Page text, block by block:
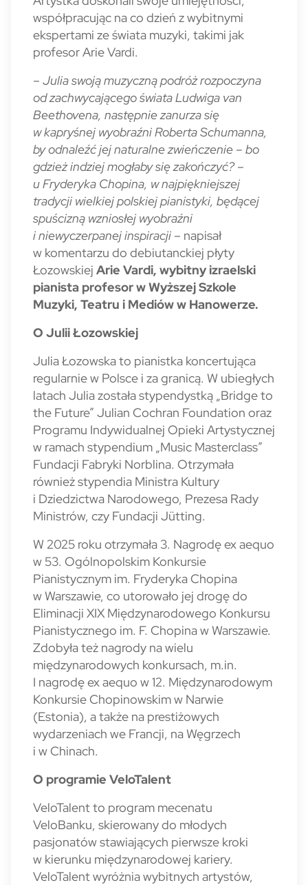
współpracując na co dzień z wybitnymi
ekspertami ze świata muzyki, takimi jak
profesor Arie Vardi.
– Julia swoją muzyczną podróż rozpoczyna
od zachwycającego świata Ludwiga van
Beethovena, następnie zanurza się
w kapryśnej wyobraźni Roberta Schumanna,
by odnaleźć jej naturalne zwieńczenie – bo
gdzież indziej mogłaby się zakończyć? –
u Fryderyka Chopina, w najpiękniejszej
tradycji wielkiej polskiej pianistyki, będącej
spuścizną wzniosłej wyobraźni
i niewyczerpanej inspiracji – napisał
w komentarzu do debiutanckiej płyty
Łozowskiej Arie Vardi, wybitny izraelski
pianista profesor w Wyższej Szkole
Muzyki, Teatru i Mediów w Hanowerze.
O Julii Łozowskiej
Julia Łozowska to pianistka koncertująca
regularnie w Polsce i za granicą. W ubiegłych
latach Julia została stypendystką „Bridge to
the Future” Julian Cochran Foundation oraz
Programu Indywidualnej Opieki Artystycznej
w ramach stypendium „Music Masterclass”
Fundacji Fabryki Norblina. Otrzymała
również stypendia Ministra Kultury
i Dziedzictwa Narodowego, Prezesa Rady
Ministrów, czy Fundacji Jütting.
W 2025 roku otrzymała 3. Nagrodę ex aequo
w 53. Ogólnopolskim Konkursie
Pianistycznym im. Fryderyka Chopina
w Warszawie, co utorowało jej drogę do
Eliminacji XIX Międzynarodowego Konkursu
Pianistycznego im. F. Chopina w Warszawie.
Zdobyła też nagrody na wielu
międzynarodowych konkursach, m.in.
I nagrodę ex aequo w 12. Międzynarodowym
Konkursie Chopinowskim w Narwie
(Estonia), a także na prestiżowych
wydarzeniach we Francji, na Węgrzech
i w Chinach.
O programie VeloTalent
VeloTalent to program mecenatu
VeloBanku, skierowany do młodych
pasjonatów stawiających pierwsze kroki
w kierunku międzynarodowej kariery.
VeloTalent wyróżnia wybitnych artystów,